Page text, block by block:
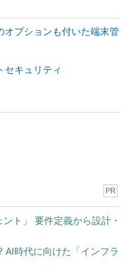
オプションも付いた端末管
セキュリティ
PR
ト」 要件定義から設計・
AI時代に向けた「インフラ